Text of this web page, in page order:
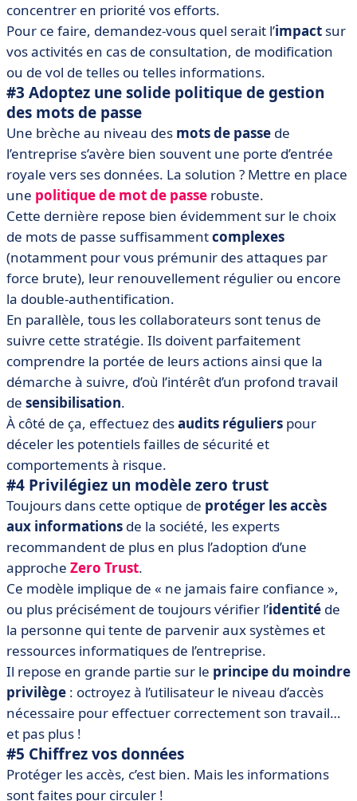
concentrer en priorité vos efforts.
Pour ce faire, demandez-vous quel serait l’impact sur
vos activités en cas de consultation, de modification
ou de vol de telles ou telles informations.
#3 Adoptez une solide politique de gestion
des mots de passe
Une brèche au niveau des mots de passe de
l’entreprise s’avère bien souvent une porte d’entrée
royale vers ses données. La solution ? Mettre en place
une politique de mot de passe robuste.
Cette dernière repose bien évidemment sur le choix
de mots de passe suffisammentcomplexes
(notamment pour vous prémunir des attaques par
force brute), leur renouvellement régulier ou encore
la double-authentification.
En parallèle, tous les collaborateurs sont tenus de
suivre cette stratégie. Ils doivent parfaitement
comprendre la portée de leurs actions ainsi que la
démarche à suivre, d’où l’intérêt d’un profond travail
de sensibilisation.
À côté de ça, effectuez desaudits réguliers pour
déceler les potentiels failles de sécurité et
comportements à risque.
#4 Privilégiez un modèle zero trust
Toujours dans cette optique de protéger les accès
aux informations de la société, les experts
recommandent de plus en plus l’adoption d’une
approche Zero Trust.
Ce modèle implique de « ne jamais faire confiance »,
ou plus précisément de toujours vérifier l’identité de
la personne qui tente de parvenir aux systèmes et
ressources informatiques de l’entreprise.
Il repose en grande partie sur le principe du moindre
privilège : octroyez à l’utilisateur le niveau d’accès
nécessaire pour effectuer correctement son travail…
et pas plus !
#5 Chiffrez vos données
Protéger les accès, c’est bien. Mais les informations
sont faites pour circuler !